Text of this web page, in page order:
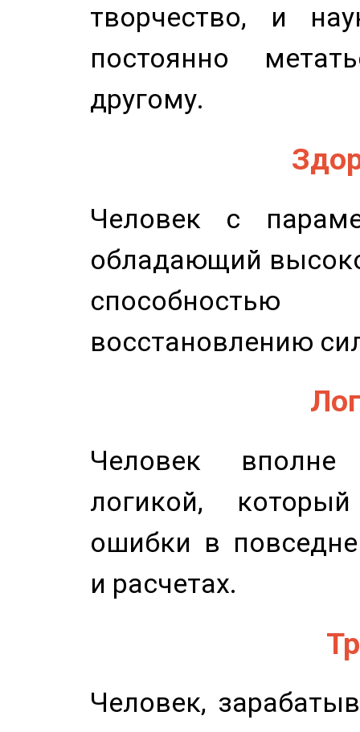
творчество, и
постоянно
другому.
Человек с
обладающий
восстановлению
Человек
логикой,
ошибки в
и расчетах.
Человек,